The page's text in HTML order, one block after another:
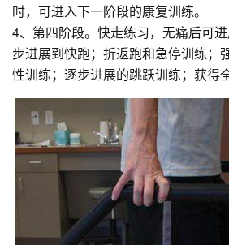
时，可进入下一阶段的康复训练。
4、第四阶段。快走练习，无痛后可
步进展到快跑；折返跑和急停训练；
性训练；逐步进展的跳跃训练；获得